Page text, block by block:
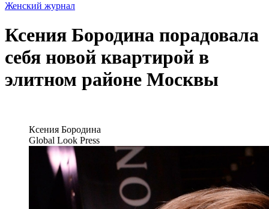
Женский журнал
Ксения Бородина порадовала
себя новой квартирой в
элитном районе Москвы
Ксения Бородина
Global Look Press